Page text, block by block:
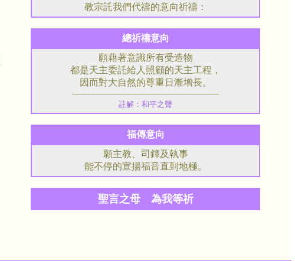
教宗託我們代禱的意向祈禱：
總祈禱意向
願藉著意識所有受造物
都是天主委託給人照顧的天主工程，
因而對大自然的尊重日漸增長。
註解：和平之聲
福傳意向
願主教、司鐸及執事
能不停的宣揚福音直到地極。
聖言之母 為我等祈